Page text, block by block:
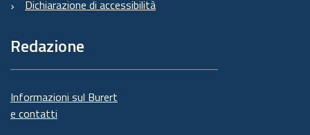
Dichiarazione di accessibilità
Redazione
Informazioni sul Burert
e contatti